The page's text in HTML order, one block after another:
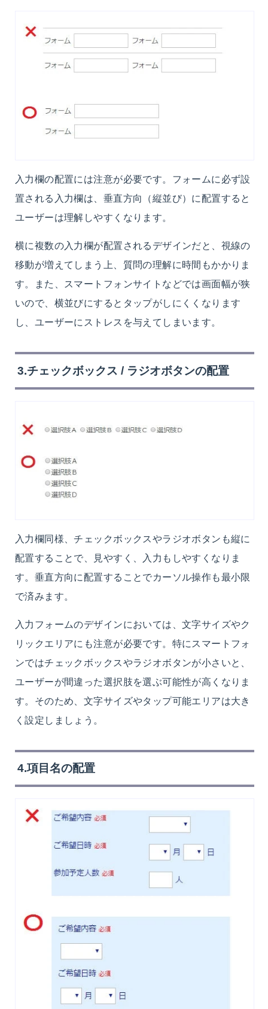
入力欄の配置には注意が必要です。フォームに必ず設
置される入力欄は、垂直方向（縦並び）に配置すると
ユーザーは理解しやすくなります。
横に複数の入力欄が配置されるデザインだと、視線の
移動が増えてしまう上、質問の理解に時間もかかりま
す。また、スマートフォンサイトなどでは画面幅が狭
いので、横並びにするとタップがしにくくなります
し、ユーザーにストレスを与えてしまいます。
3.チェックボックス / ラジオボタンの配置
入力欄同様、チェックボックスやラジオボタンも縦に
配置することで、見やすく、入力もしやすくなりま
す。垂直方向に配置することでカーソル操作も最小限
で済みます。
入力フォームのデザインにおいては、文字サイズやク
リックエリアにも注意が必要です。特にスマートフォ
ンではチェックボックスやラジオボタンが小さいと、
ユーザーが間違った選択肢を選ぶ可能性が高くなりま
す。そのため、文字サイズやタップ可能エリアは大き
く設定しましょう。
4.項目名の配置